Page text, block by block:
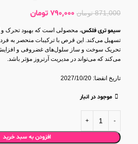
871,000 تومان 790,000تومان
سیمو تری فلکس، محصولی است که بهبود تحرک و
تسهیل می‌کند. این قرص با ترکیبات منحصر به فرد
تحریک سوخت و ساز سلول‌های غضروفی و
می‌کند که می‌تواند در مدیریت آرتروز مؤثر باشد.
تاریخ انقضا: 2027/10/20
موجود در انبار
افزودن به سبد خرید